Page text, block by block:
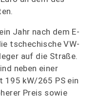
Jahr nach dem E-
tschechische VW-
auf die Straße.
neben einer
195 kW/265 PS ein
Preis sowie